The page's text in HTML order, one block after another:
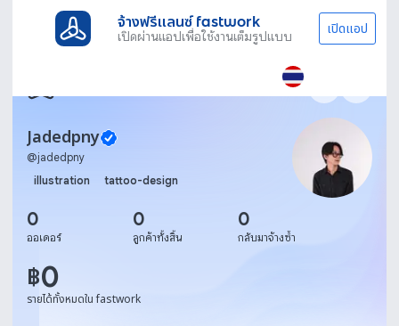
จ้างฟรีแลนซ์ fastwork
เปิดผ่านแอปเพื่อใช้งานเต็มรูปแบบ เปิดแอป
Jadedpny
@jadedpny
illustration
tattoo-design
0
ออเดอร์
0
ลูกค้าทั้งสิ้น
0
กลับมาจ้างซ้ำ
฿0
รายได้ทั้งหมดใน fastwork